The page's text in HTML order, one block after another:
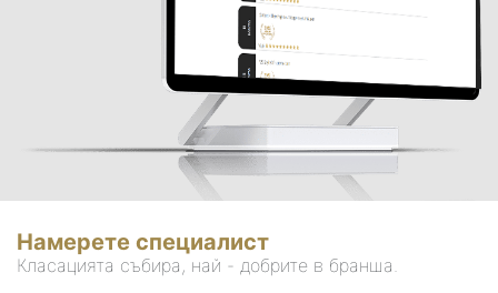
Намерете специалист
Класацията събира, най - добрите в бранша.